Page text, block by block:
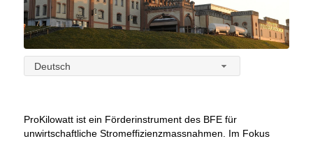
Deutsch
ProKilowatt ist ein Förderinstrument des BFE für
unwirtschaftliche Stromeffizienzmassnahmen. Im Fokus